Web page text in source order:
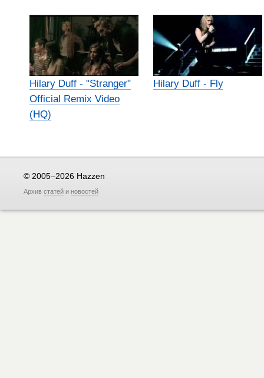
Hilary Duff - "Stranger"
Official Remix Video
(HQ)
Hilary Duff - Fly
© 2005–2026 Hazzen
Архив статей и новостей